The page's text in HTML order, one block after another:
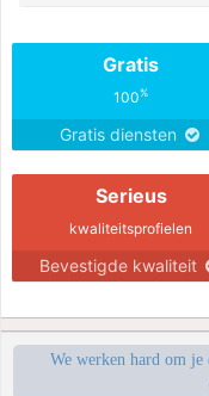
Gratis
100%
Gratis diensten
Serieus
kwaliteitsprofielen
Bevestigde kwaliteit
We werken hard om je